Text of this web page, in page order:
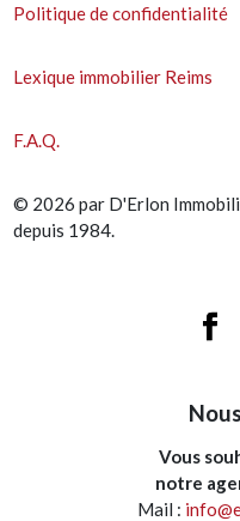
Politique de confidentialité
Lexique immobilier Reims
F.A.Q.
© 2026 par D'Erlon
depuis 1984.
Vous
notre
Mail :